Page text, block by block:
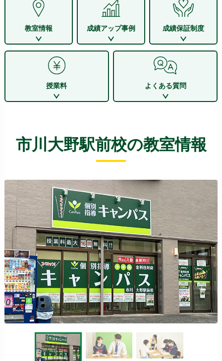
教室情報 成績アップ事例 成績保証制度
授業料 よくある質問
市川大野駅前校の教室情報